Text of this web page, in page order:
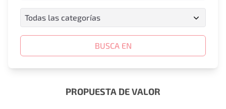
Todas las categorías
Todas las categorías
BUSCA EN
PROPUESTA DE VALOR